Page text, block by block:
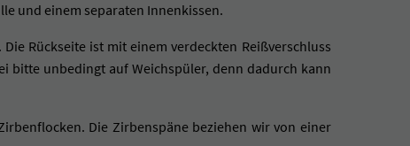
und einem separaten Innenkissen.
Rückseite ist mit einem verdeckten Reißverschluss
bitte unbedingt auf Weichspüler, denn dadurch kann
Die Zirbenspäne beziehen wir von einer